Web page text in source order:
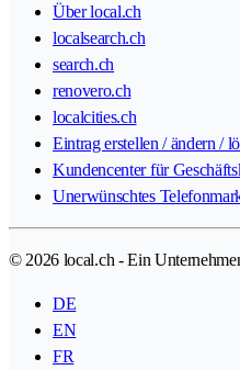
Über local.ch
localsearch.ch
search.ch
renovero.ch
localcities.ch
Eintrag erstellen / ändern /
Kundencenter für
Unerwünschtes
© 2026 local.ch - Ein
DE
EN
FR